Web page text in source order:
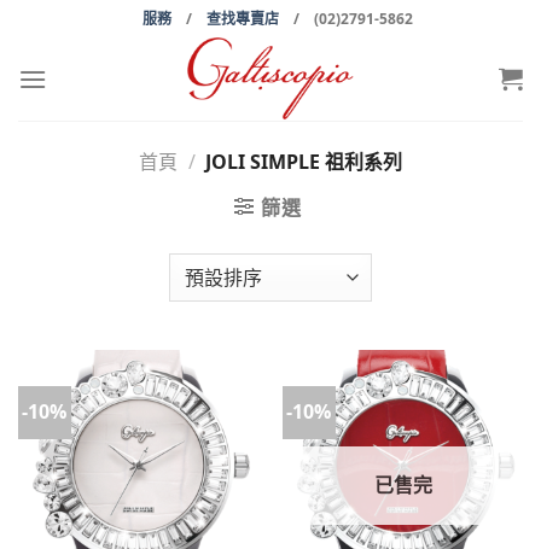
content
服務/ 查找專賣店 / (02)2791-5862
首頁 / JOLI SIMPLE 祖利系列
篩選
-10% -10%
已售完